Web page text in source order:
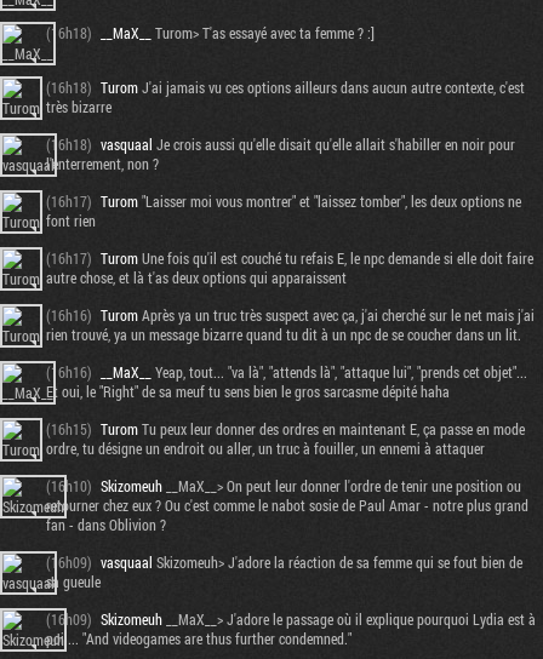
(16h18) __MaX__ Turom> T'as essayé avec ta femme ? :]
(16h18) TuromJ'ai jamais vu ces options ailleurs dans aucun autre contexte, c'est
très bizarre
(16h18) vasquaal Je crois aussi qu'elle disait qu'elle allait s'habiller en noir pour
l'enterrement, non ?
(16h17) Turom"Laisser moi vous montrer" et "laissez tomber", les deux options ne
font rien
(16h17) TuromUne fois qu'il est couché tu refais E, le npc demande si elle doit faire
autre chose, et là t'as deux options qui apparaissent
(16h16) TuromAprès ya un truc très suspect avec ça, j'ai cherché sur le net mais j'ai
rien trouvé, ya un message bizarre quand tu dit à un npc de se coucher dans un lit.
(16h16)
__MaX__
Yeap, tout... "va là", "attends là", "attaque lui", "prends cet objet"...
Et oui, le "Right" de sa meuf tu sens bien le gros sarcasme dépité haha
(16h15) TuromTu peux leur donner des ordres en maintenant E, ça passe en mode
ordre, tu désigne un endroit ou aller, un truc à fouiller, un ennemi à attaquer
(16h10) Skizomeuh __MaX__> On peut leur donner l'ordre de tenir une position ou
retourner chez eux ? Ou c'est comme le nabot sosie de Paul Amar - notre plus grand
fan - dans Oblivion ?
(16h09) vasquaal Skizomeuh> J'adore la réaction de sa femme qui se fout bien de
sa gueule
(16h09) Skizomeuh __MaX__> J'adore le passage où il explique pourquoi Lydia est à
poil... "And videogames are thus further condemned."